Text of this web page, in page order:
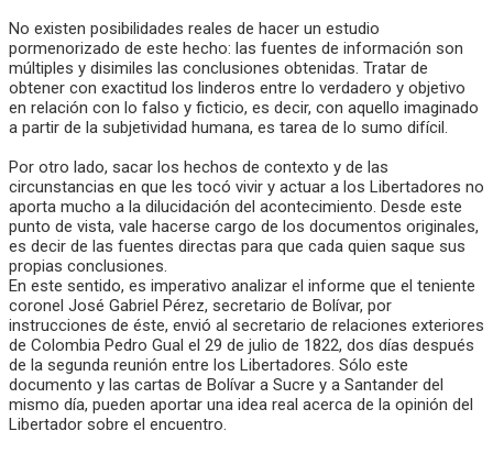
No existen posibilidades reales de hacer un estudio
pormenorizado de este hecho: las fuentes de información son
múltiples y disimiles las conclusiones obtenidas. Tratar de
obtener con exactitud los linderos entre lo verdadero y objetivo
en relación con lo falso y ficticio, es decir, con aquello imaginado
a partir de la subjetividad humana, es tarea de lo sumo difícil.
Por otro lado, sacar los hechos de contexto y de las
circunstancias en que les tocó vivir y actuar a los Libertadores no
aporta mucho a la dilucidación del acontecimiento. Desde este
punto de vista, vale hacerse cargo de los documentos originales,
es decir de las fuentes directas para que cada quien saque sus
propias conclusiones.
En este sentido, es imperativo analizar el informe que el teniente
coronel José Gabriel Pérez, secretario de Bolívar, por
instrucciones de éste, envió al secretario de relaciones exteriores
de Colombia Pedro Gual el 29 de julio de 1822, dos días después
de la segunda reunión entre los Libertadores. Sólo este
documento y las cartas de Bolívar a Sucre y a Santander del
mismo día, pueden aportar una idea real acerca de la opinión del
Libertador sobre el encuentro.